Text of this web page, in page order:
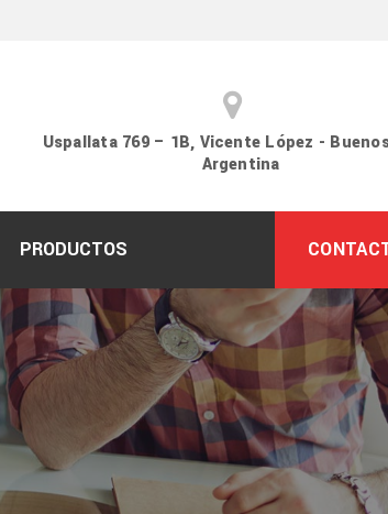
Uspallata 769 – 1B, Vicente López -
Argentina
PRODUCTOS